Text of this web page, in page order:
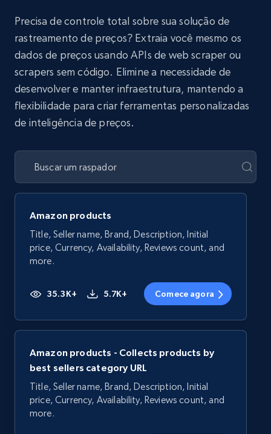
Precisa de controle total sobre sua solução de
rastreamento de preços? Extraia você mesmo os
dados de preços usando APIs de web scraper ou
scrapers sem código. Elimine a necessidade de
desenvolver e manter infraestrutura, mantendo a
flexibilidade para criar ferramentas personalizadas
de inteligência de preços.
Amazon products
Title, Seller name, Brand, Description, Initial
price, Currency, Availability, Reviews count, and
more.
35.3K+ 5.7K+ Comece agora
Amazon products - Collects products by
best sellers category URL
Title, Seller name, Brand, Description, Initial
price, Currency, Availability, Reviews count, and
more.